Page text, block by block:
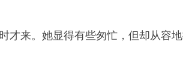
才来。她显得有些匆忙，但却从容